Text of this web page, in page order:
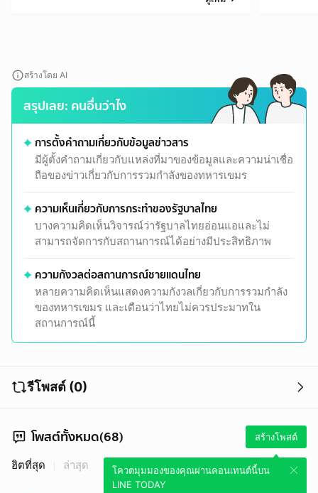
สร้างโดย AI
สรุปเลย: คนอื่นว่าไง
การตั้งคำถามเกี่ยวกับข้อมูลข่าวสาร
มีผู้ตั้งคำถามเกี่ยวกับแหล่งที่มาของข้อมูลและความน่าเชื่อ
ถือของข่าวเกี่ยวกับการรวมกำลังของทหารเขมร
ความเห็นเกี่ยวกับการกระทำของรัฐบาลไทย
บางความคิดเห็นวิจารณ์ว่ารัฐบาลไทยอ่อนแอและไม่
สามารถจัดการกับสถานการณ์ได้อย่างมีประสิทธิภาพ
ความกังวลต่อสถานการณ์ชายแดนไทย
หลายความคิดเห็นแสดงความกังวลเกี่ยวกับการรวมกำลัง
ของทหารเขมร และเตือนว่าไทยไม่ควรประมาทใน
สถานการณ์นี้
รีโพสต์ (0)
โพสต์ทั้งหมด(68) สร้างโพสต์
โควตมุมมองของคุณผ่านคอนเทนต์นี้บน
LINE TODAY
ฮิตที่สุด ล่าสุด